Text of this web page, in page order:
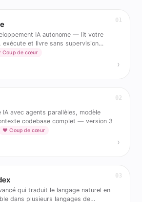
01
IA autonome — lit votre
exécute et livre sans supervision
Coup de cœur
›
02
IA avec agents parallèles, modèle
codebase complet — version 3
❤️ Coup de cœur
›
03
qui traduit le langage naturel en
dans plusieurs langages de